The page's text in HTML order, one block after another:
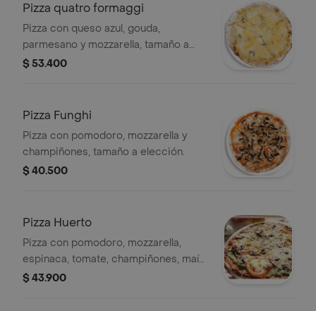
Pizza quatro formaggi
Pizza con queso azul, gouda,
parmesano y mozzarella, tamaño a
elección.
$ 53.400
Pizza Funghi
Pizza con pomodoro, mozzarella y
champiñones, tamaño a elección.
$ 40.500
Pizza Huerto
Pizza con pomodoro, mozzarella,
espinaca, tomate, champiñones, maíz
y parmesano. Tamaño: 26 cm.
$ 43.900